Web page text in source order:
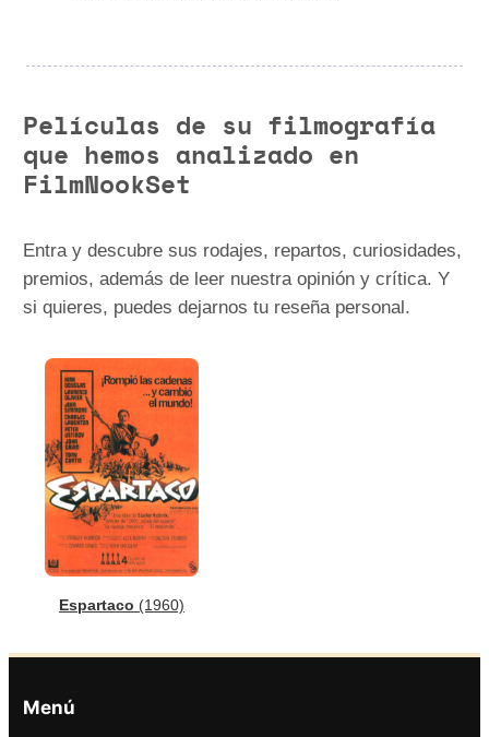
Películas de su filmografía
que hemos analizado en
FilmNookSet
Entra y descubre sus rodajes, repartos, curiosidades,
premios, además de leer nuestra opinión y crítica. Y
si quieres, puedes dejarnos tu reseña personal.
Espartaco (1960)
Menú